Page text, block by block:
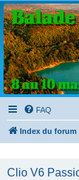
Clio V6
Le site français des
FAQ
Index du forum
Clio V6